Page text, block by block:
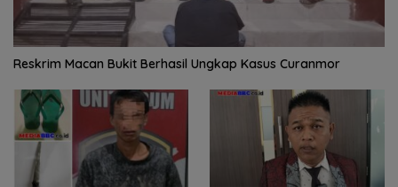
Reskrim Macan Bukit Berhasil Ungkap Kasus Curanmor